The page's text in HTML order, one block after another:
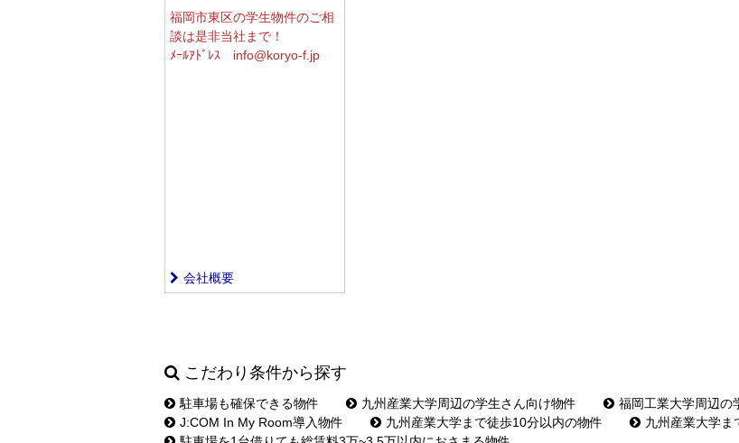
福岡市東区の学生物件のご相
談は是非当社まで！
ﾒｰﾙｱﾄﾞﾚｽ info@koryo-f.jp
会社概要
こだわり条件から探す
駐車場も確保できる物件 九州産業大学周辺の学生さん向け物件
福岡工業大学周辺の
J:COM In My Room導入物件
九州産業大学まで徒歩10分以内の物件
九州産業大学ま